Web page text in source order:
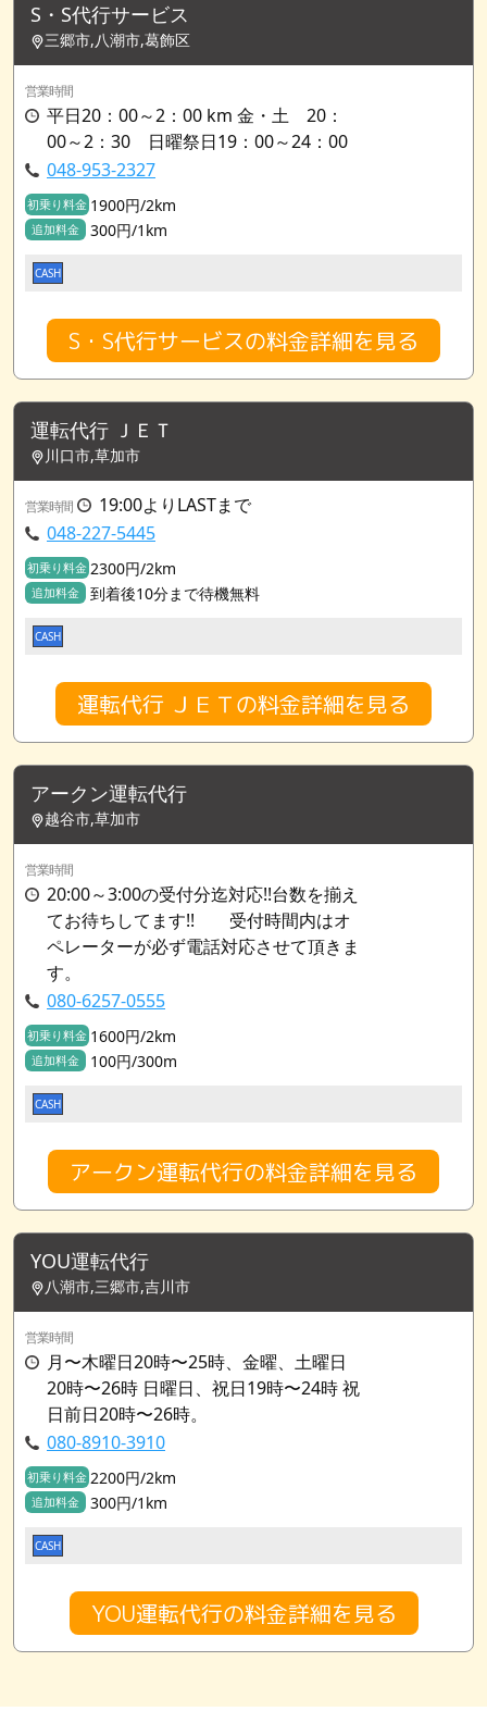
S・S代行サービス
三郷市,八潮市,葛飾区
営業時間
平日20：00～2：00 km 金・土 20：
00～2：30 日曜祭日19：00～24：00
048-953-2327
初乗り料金 1900円/2km
追加料金 300円/1km
CASH
S・S代行サービスの料金詳細を見る
運転代行 ＪＥＴ
川口市,草加市
営業時間
19:00よりLASTまで
048-227-5445
初乗り料金 2300円/2km
追加料金 到着後10分まで待機無料
CASH
運転代行 ＪＥＴの料金詳細を見る
アークン運転代行
越谷市,草加市
営業時間
20:00～3:00の受付分迄対応!!台数を揃え
てお待ちしてます!! 受付時間内はオ
ペレーターが必ず電話対応させて頂きま
す。
080-6257-0555
初乗り料金 1600円/2km
追加料金 100円/300m
CASH
アークン運転代行の料金詳細を見る
YOU運転代行
八潮市,三郷市,吉川市
営業時間
月〜木曜日20時〜25時、金曜、土曜日
20時〜26時 日曜日、祝日19時〜24時 祝
日前日20時〜26時。
080-8910-3910
初乗り料金 2200円/2km
追加料金 300円/1km
CASH
YOU運転代行の料金詳細を見る